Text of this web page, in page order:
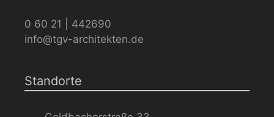
0 60 21 | 442690
info@tgv-architekten.de
Standorte